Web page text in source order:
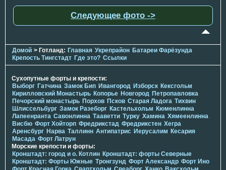
Следующее фото ->
Домой > Готланд: Главная Укрепрайон Батареи Фарёзунда
Крепость Тингстадт Где это? Ссылки
Сухопутные форты и крепости:
Выборг Гатчина Замок Бип Ивангород Изборск Кексгольм
Кирилловский Монастырь Копорье Новгород Петропавловка
Печорcкий монастырь Порхов Псков Старая Ладога Тихвин
Шлиссельбург Замок Разеборг Кастельхольм Кюменлинна
Лапеенранта Савонлинна Тааветти Турку Хамина Хямеенлинна
Висбю Форт Хойторп Фредрикстад Фредрикстен Хегра
Аренсбург Нарва Таллинн Антипатрис Иерусалим Кесария
Масада Форт Латрун
Морские крепости и форты:
Кронштадт: город и о. Котлин Кронштадт: форты Северные
Кронштадт: Форты Южные Тронгзунд Форт Александр Форт Ино